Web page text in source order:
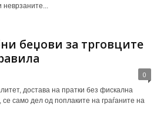
беџови за трговците
0
достава на пратки без фискална
само дел од поплаките на граѓаните на